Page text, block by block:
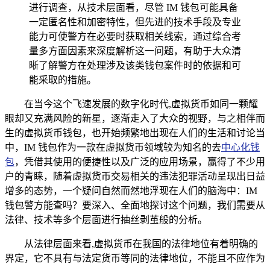
进行调查，从技术层面看，尽管 IM 钱包可能具备
一定匿名性和加密特性，但先进的技术手段及专业
能力可使警方在必要时获取相关线索，通过综合考
量多方面因素来深度解析这一问题，有助于大众清
晰了解警方在处理涉及该类钱包案件时的依据和可
能采取的措施。
在当今这个飞速发展的数字化时代,虚拟货币如同一颗耀
眼却又充满风险的新星，逐渐走入了大众的视野，与之相伴而
生的虚拟货币钱包，也开始频繁地出现在人们的生活和讨论当
中，IM 钱包作为一款在虚拟货币领域较为知名的去中心化钱
包，凭借其使用的便捷性以及广泛的应用场景，赢得了不少用
户的青睐，随着虚拟货币交易相关的违法犯罪活动呈现出日益
增多的态势，一个疑问自然而然地浮现在人们的脑海中：IM
钱包警方能查吗？要深入、全面地探讨这个问题，我们需要从
法律、技术等多个层面进行抽丝剥茧般的分析。
从法律层面来看,虚拟货币在我国的法律地位有着明确的
界定，它不具有与法定货币等同的法律地位，不能且不应作为